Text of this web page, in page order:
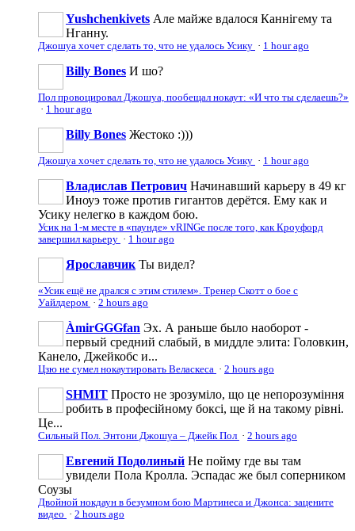
Yushchenkivets Але майже вдалося Каннігему та
Нганну.
Джошуа хочет сделать то, что не удалось Усику · 1 hour ago
Billy Bones И шо?
Пол провоцировал Джошуа, пообещал нокаут: «И что ты сделаешь?»
· 1 hour ago
Billy Bones Жестоко :)))
Джошуа хочет сделать то, что не удалось Усику · 1 hour ago
Владислав Петрович Начинавший карьеру в 49 кг
Иноуэ тоже против гигантов дерётся. Ему как и
Усику нелегко в каждом бою.
Усик на 1-м месте в «паунде» vRINGe после того, как Кроуфорд
завершил карьеру · 1 hour ago
Ярославчик Ты видел?
«Усик ещё не дрался с этим стилем». Тренер Скотт о бое с
Уайлдером · 2 hours ago
ÀmirGGGfan Эх. А раньше было наоборот -
первый средний слабый, в миддле элита: Головкин,
Канело, Джейкобс и...
Цзю не сумел нокаутировать Веласкеса · 2 hours ago
SHMIT Просто не зрозуміло, що це непорозуміння
робить в професійному боксі, ще й на такому рівні.
Це...
Сильный Пол. Энтони Джошуа – Джейк Пол · 2 hours ago
Евгений Подолиный Не пойму где вы там
увидели Пола Кролла. Эспадас же был соперником
Соузы
Двойной нокдаун в безумном бою Мартинеса и Джонса: зацените
видео · 2 hours ago